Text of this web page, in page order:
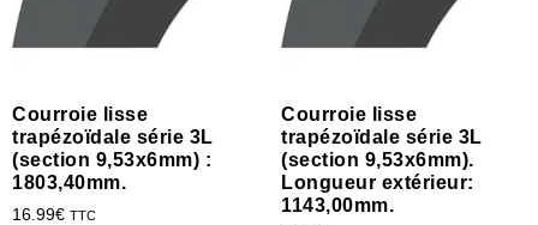
Courroie lisse
trapézoïdale série 3L
(section 9,53x6mm) :
1803,40mm.
16.99€ TTC
Courroie lisse
trapézoïdale série 3L
(section 9,53x6mm).
Longueur extérieur:
1143,00mm.